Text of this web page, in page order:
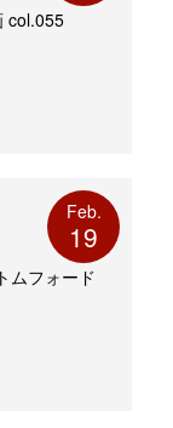
col.055
ムフォード
Feb.
19